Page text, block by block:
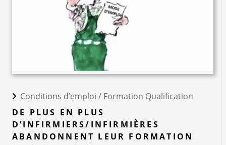
Conditions d’emploi / Formation Qualification
DE PLUS EN PLUS
D’INFIRMIERS/INFIRMIÈRES
ABANDONNENT LEUR FORMATION